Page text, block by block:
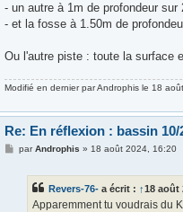
- un autre à 1m de profondeur sur
- et la fosse à 1.50m de
Ou l'autre piste : toute la surface
Modifié en dernier parAndrophis le 18
Re: En réflexion : bassin 10/
MparAndrophis » 18 août 2024, 16:20
Revers-76- a écrit : ↑18 août
Apparemment tu voudrais du